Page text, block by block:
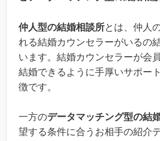
仲人型の結婚相談所とは、仲人
れる結婚カウンセラーがいるの
います。結婚カウンセラーが会
結婚できるように手厚いサポー
徴です。
一方のデータマッチング型の結
望する条件に合うお相手の紹介